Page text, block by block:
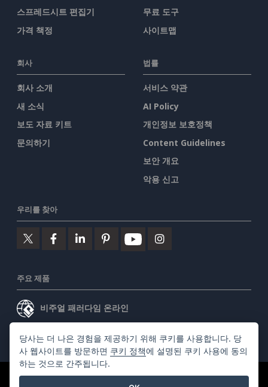
스프레드시트 편집기
가격 책정
무료 도구
사이트맵
회사
회사 소개
새 소식
보도 자료 키트
문의하기
법률
서비스 약관
AI Policy
개인정보 보호정책
Content Guidelines
보안 개요
악용 신고
우리를 찾아
주요 제품
비주얼 패러다임 온라인
비주얼 패러다임 데스크톱
©2026 by Visual Paradigm. 모든 권리 보유.
당사는 더 나은 경험을 제공하기 위해 쿠키를 사용합니다. 당
사 웹사이트를 방문하면 쿠키 정책에 설명된 쿠키 사용에 동의
하는 것으로 간주됩니다.